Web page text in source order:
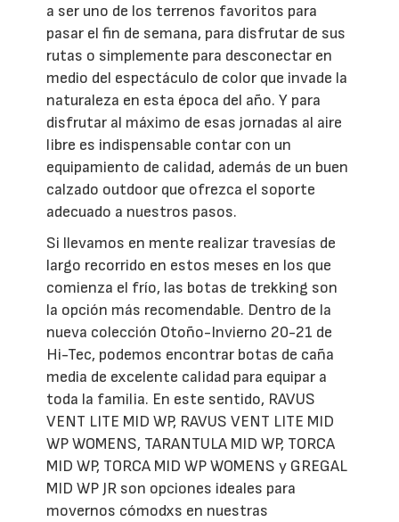
a ser uno de los terrenos favoritos para
pasar el fin de semana, para disfrutar de sus
rutas o simplemente para desconectar en
medio del espectáculo de color que invade la
naturaleza en esta época del año. Y para
disfrutar al máximo de esas jornadas al aire
libre es indispensable contar con un
equipamiento de calidad, además de un buen
calzado outdoor que ofrezca el soporte
adecuado a nuestros pasos.
Si llevamos en mente realizar travesías de
largo recorrido en estos meses en los que
comienza el frío, las botas de trekking son
la opción más recomendable. Dentro de la
nueva colección Otoño-Invierno 20-21 de
Hi-Tec, podemos encontrar botas de caña
media de excelente calidad para equipar a
toda la familia. En este sentido, RAVUS
VENT LITE MID WP, RAVUS VENT LITE MID
WP WOMENS, TARANTULA MID WP, TORCA
MID WP, TORCA MID WP WOMENS y GREGAL
MID WP JR son opciones ideales para
movernos cómodxs en nuestras